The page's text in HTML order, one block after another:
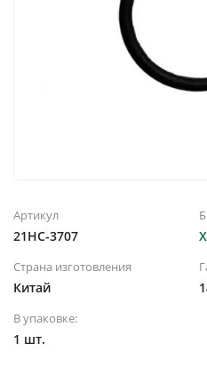
Артикул
21HC-3707
Страна изготовления
Китай
В упаковке:
1 шт.